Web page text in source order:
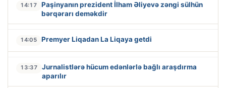
14:17
Paşinyanın prezident İlham Əliyevə zəngi sülhün
bərqərarı deməkdir
14:05 Premyer Liqadan La Liqaya getdi
13:37
Jurnalistlərə hücum edənlərlə bağlı araşdırma
aparılır